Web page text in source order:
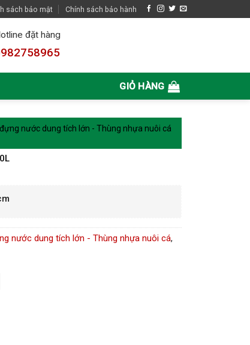
sách bảo mật Chính sách bảo hành
đặt hàng
GIỎ HÀNG
nước dung tích lớn - Thùng nhựa nuôi cá
nước dung tích lớn - Thùng nhựa nuôi cá,